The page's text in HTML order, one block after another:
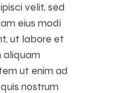
velit, sed
eius modi
ut labore et
aliquam
ut enim ad
nostrum